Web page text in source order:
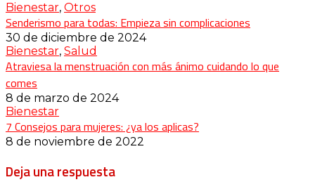
Bienestar, Otros
Senderismo para todas: Empieza sin complicaciones
30 de diciembre de 2024
Bienestar, Salud
Atraviesa la menstruación con más ánimo cuidando lo que
comes
8 de marzo de 2024
Bienestar
7 Consejos para mujeres: ¿ya los aplicas?
8 de noviembre de 2022
Deja una respuesta